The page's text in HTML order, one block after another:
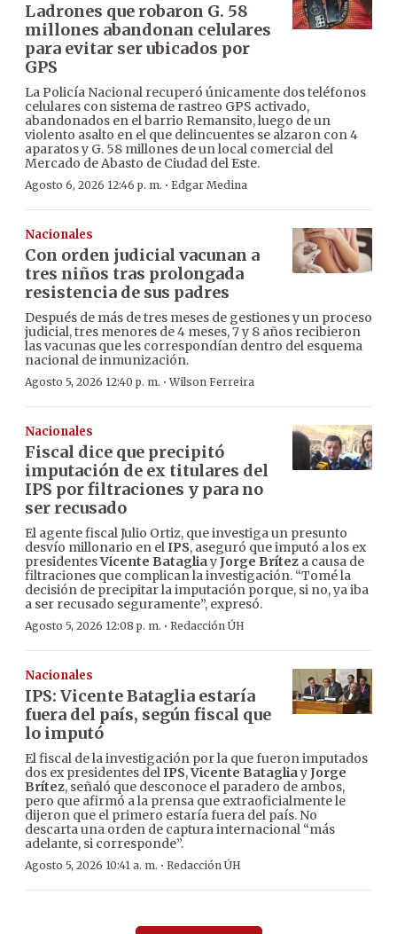
Ladrones que robaron G. 58
millones abandonan celulares
para evitar ser ubicados por
GPS
La Policía Nacional recuperó únicamente dos teléfonos
celulares con sistema de rastreo GPS activado,
abandonados en el barrio Remansito, luego de un
violento asalto en el que delincuentes se alzaron con 4
aparatos y G. 58 millones de un local comercial del
Mercado de Abasto de Ciudad del Este.
Agosto 6, 2026 12:46 p. m. · Edgar Medina
Nacionales
Con orden judicial vacunan a
tres niños tras prolongada
resistencia de sus padres
Después de más de tres meses de gestiones y un proceso
judicial, tres menores de 4 meses, 7 y 8 años recibieron
las vacunas que les correspondían dentro del esquema
nacional de inmunización.
Agosto 5, 2026 12:40 p. m. ·Wilson Ferreira
Nacionales
Fiscal dice que precipitó
imputación de ex titulares del
IPS por filtraciones y para no
ser recusado
El agente fiscal Julio Ortiz, que investiga un presunto
desvío millonario en elIPS, aseguró que imputó a los ex
presidentesVicente BatagliayJorge Brítez a causa de
filtraciones que complican la investigación. “Tomé la
decisión de precipitar la imputación porque, si no, ya iba
a ser recusado seguramente”, expresó.
Agosto 5, 2026 12:08 p. m. · Redacción ÚH
Nacionales
IPS: Vicente Bataglia estaría
fuera del país, según fiscal que
lo imputó
El fiscal de la investigación por la que fueron imputados
dos ex presidentes delIPS,Vicente BatagliayJorge
Brítez, señaló que desconoce el paradero de ambos,
pero que afirmó a la prensa que extraoficialmente le
dijeron que el primero estaría fuera del país. No
descarta una orden de captura internacional “más
adelante, si corresponde”.
Agosto 5, 2026 10:41 a. m. · Redacción ÚH